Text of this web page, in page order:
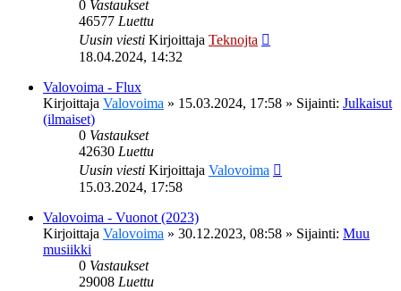
0 Vastaukset
46577 Luettu
Uusin viesti Kirjoittaja Teknojta
18.04.2024, 14:32
Valovoima - Flux
Kirjoittaja Valovoima » 15.03.2024, 17:58 » Sijainti: Julkaisut
(ilmaiset)
0 Vastaukset
42630 Luettu
Uusin viesti Kirjoittaja Valovoima
15.03.2024, 17:58
Valovoima - Vuonot (2023)
Kirjoittaja Valovoima » 30.12.2023, 08:58 » Sijainti: Muu
musiikki
0 Vastaukset
29008 Luettu